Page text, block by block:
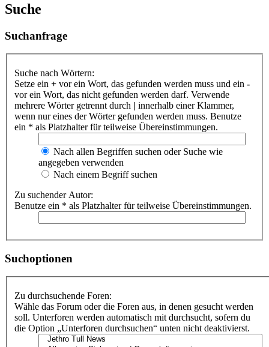
Suche
Suchanfrage
Suche nach Wörtern:
Setze ein + vor ein Wort, das gefunden werden muss und ein -
vor ein Wort, das nicht gefunden werden darf. Verwende
mehrere Wörter getrennt durch | innerhalb einer Klammer,
wenn nur eines der Wörter gefunden werden muss. Benutze
ein * als Platzhalter für teilweise Übereinstimmungen.
Nach allen Begriffen suchen oder Suche wie
angegeben verwenden
Nach einem Begriff suchen
Zu suchender Autor:
Benutze ein * als Platzhalter für teilweise Übereinstimmungen.
Suchoptionen
Zu durchsuchende Foren:
Wähle das Forum oder die Foren aus, in denen gesucht werden
soll. Unterforen werden automatisch mit durchsucht, sofern du
die Option „Unterforen durchsuchen“ unten nicht deaktivierst.